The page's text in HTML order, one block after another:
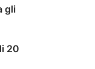
gli
20